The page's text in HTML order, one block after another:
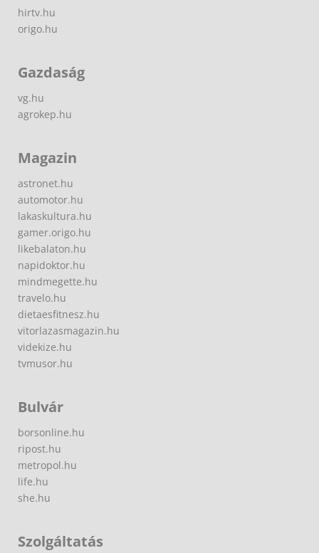
hirtv.hu
origo.hu
Gazdaság
vg.hu
agrokep.hu
Magazin
astronet.hu
automotor.hu
lakaskultura.hu
gamer.origo.hu
likebalaton.hu
napidoktor.hu
mindmegette.hu
travelo.hu
dietaesfitnesz.hu
vitorlazasmagazin.hu
videkize.hu
tvmusor.hu
Bulvár
borsonline.hu
ripost.hu
metropol.hu
life.hu
she.hu
Szolgáltatás